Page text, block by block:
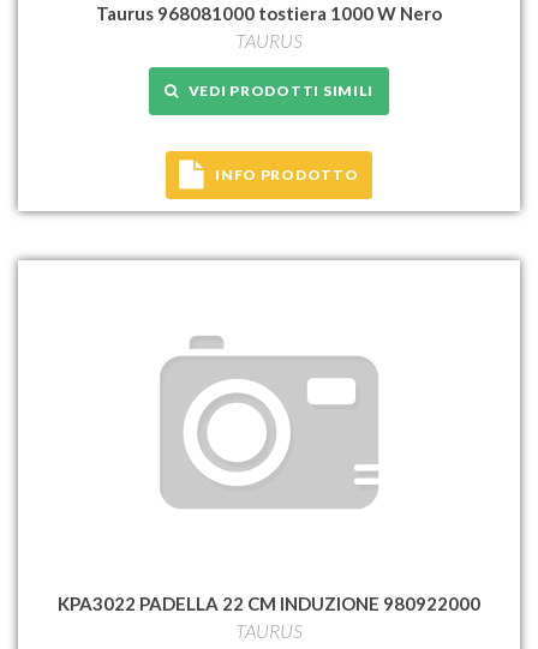
Taurus 968081000 tostiera 1000 W Nero
TAURUS
VEDI PRODOTTI SIMILI
INFO PRODOTTO
KPA3022 PADELLA 22 CM INDUZIONE 980922000
TAURUS